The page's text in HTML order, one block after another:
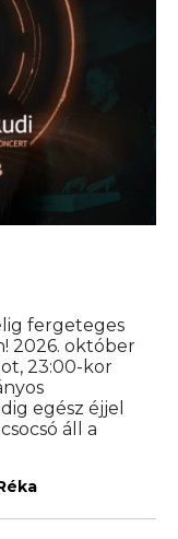
fergeteges
2026. október
23:00-kor
egész éjjel
áll a